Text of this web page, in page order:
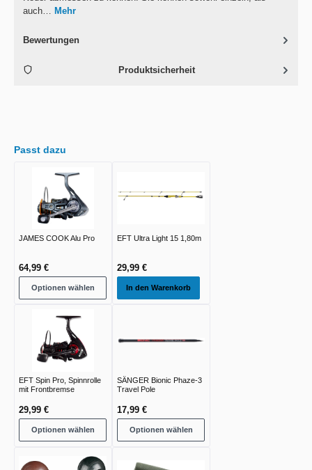
auch… Mehr
Bewertungen
Produktsicherheit
Passt dazu
JAMES COOK Alu Pro
64,99 €
Optionen wählen
EFT Ultra Light 15 1,80m
29,99 €
In den Warenkorb
EFT Spin Pro, Spinnrolle
mit Frontbremse
29,99 €
Optionen wählen
SÄNGER Bionic Phaze-3
Travel Pole
17,99 €
Optionen wählen